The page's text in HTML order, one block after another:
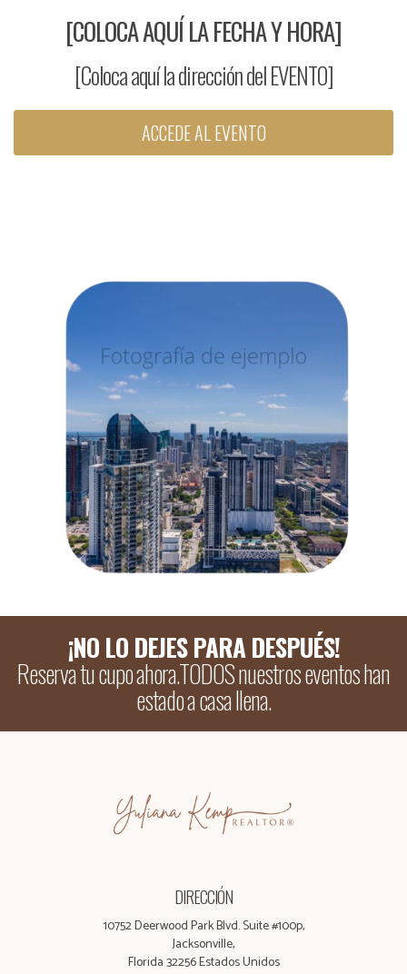
[COLOCA AQUÍ LA FECHA Y HORA]
[Coloca aquí la dirección del EVENTO]
ACCEDE AL EVENTO
¡NO LO DEJES PARA DESPUÉS!
Reserva tu cupo ahora.TODOS nuestros eventos han
estado a casa llena.
DIRECCIÓN
10752 Deerwood Park Blvd. Suite #100p,
Jacksonville,
Florida 32256 Estados Unidos